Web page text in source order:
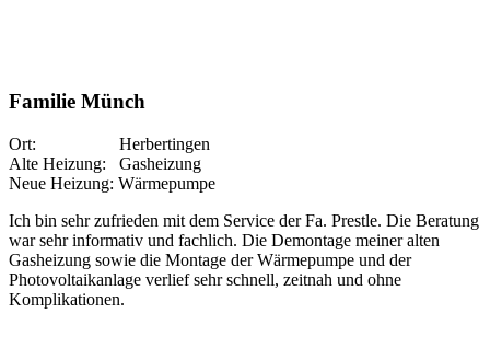
Familie Münch
Ort: Herbertingen
Alte Heizung: Gasheizung
Neue Heizung: Wärmepumpe
Ich bin sehr zufrieden mit dem Service der Fa. Prestle. Die Beratung
war sehr informativ und fachlich. Die Demontage meiner alten
Gasheizung sowie die Montage der Wärmepumpe und der
Photovoltaikanlage verlief sehr schnell, zeitnah und ohne
Komplikationen.